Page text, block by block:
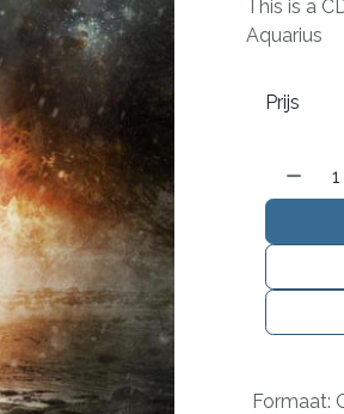
This is a
Aquarius
Prijs
Formaat: